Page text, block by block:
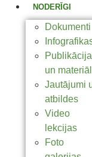
NODERĪGI
Dokumenti
un
Jautājumi
atbildes
Video
lekcijas
Foto